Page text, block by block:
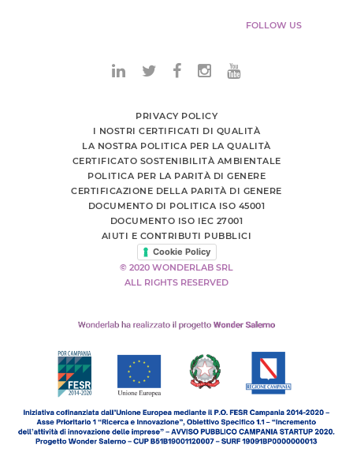
FOLLOW US
PRIVACY POLICY
I NOSTRI CERTIFICATI DI QUALITÀ
LA NOSTRA POLITICA PER LA QUALITÀ
CERTIFICATO SOSTENIBILITÀ AMBIENTALE
POLITICA PER LA PARITÀ DI GENERE
CERTIFICAZIONE DELLA PARITÀ DI GENERE
DOCUMENTO DI POLITICA ISO 45001
DOCUMENTO ISO IEC 27001
AIUTI E CONTRIBUTI PUBBLICI
Cookie Policy
© 2020 WONDERLAB SRL
ALL RIGHTS RESERVED